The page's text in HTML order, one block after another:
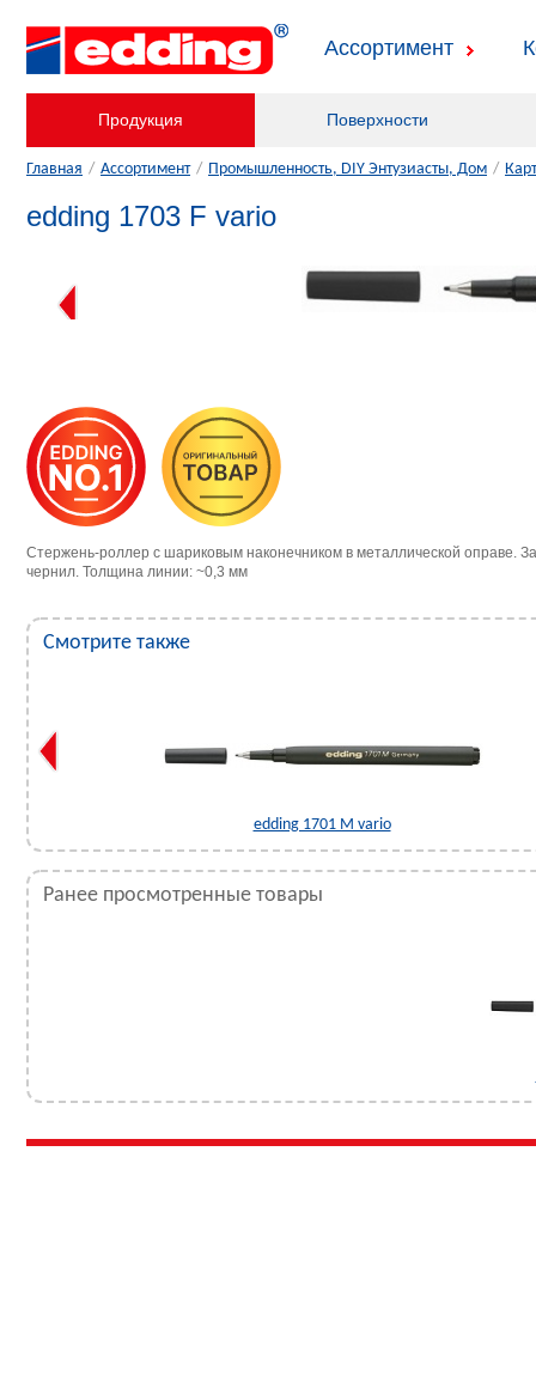
Ассортимент
Продукция Поверхности
Главная / Ассортимент / Промышленность, DIY Энтузиасты, Дом /
edding 1703 F vario
Стержень-роллер с шариковым наконечником в металлической оправе.
чернил. Толщина линии: ~0,3 мм
Смотрите также
edding 1701 М vario
Ранее просмотренные товары